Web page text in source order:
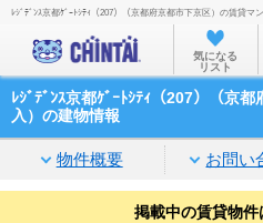
お部屋を
沿
家
通
ﾚｼﾞﾃﾞﾝｽ京都ｹﾞｰﾄｼﾃｨ（207）（京都府京都市下京区）の賃貸マ
気になる
リスト
ﾚｼﾞﾃﾞﾝｽ京都ｹﾞｰﾄｼﾃｨ（207）（京
入）の建物情報
物件概要 お問い
掲載中の賃貸物件